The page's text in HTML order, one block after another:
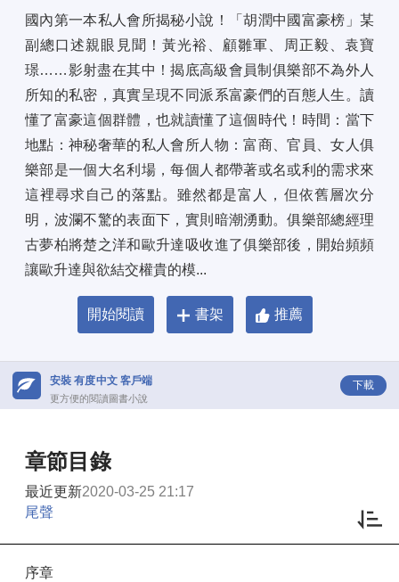
國內第一本私人會所揭秘小說！「胡潤中國富豪榜」某
副總口述親眼見聞！黃光裕、顧雛軍、周正毅、袁寶
璟……影射盡在其中！揭底高級會員制俱樂部不為外人
所知的私密，真實呈現不同派系富豪們的百態人生。讀
懂了富豪這個群體，也就讀懂了這個時代！時間：當下
地點：神秘奢華的私人會所人物：富商、官員、女人俱
樂部是一個大名利場，每個人都帶著或名或利的需求來
這裡尋求自己的落點。雖然都是富人，但依舊層次分
明，波瀾不驚的表面下，實則暗潮湧動。俱樂部總經理
古夢柏將楚之洋和歐升達吸收進了俱樂部後，開始頻頻
讓歐升達與欲結交權貴的模...
開始閱讀 書架 推薦
安裝 有度中文 客戶端
更方便的閱讀圖書小說
下載
章節目錄
最近更新2020-03-25 21:17
尾聲
序章